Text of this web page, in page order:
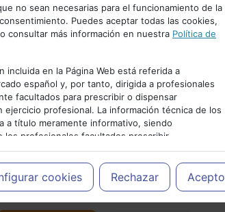
con tu email.
Cancelar
no sean necesarias para el funcionamiento de la
Puedes aceptar todas las cookies,
consultar más información en nuestra Política de
incluida en la Página Web está referida a
español y, por tanto, dirigida a profesionales
facultados para prescribir o dispensar
ejercicio profesional. La información técnica de los
a título meramente informativo, siendo
los profesionales facultados prescribir
en cada caso concreto, el tratamiento más
del paciente.
cookies Rechazar Acepto
PUBLICIDAD